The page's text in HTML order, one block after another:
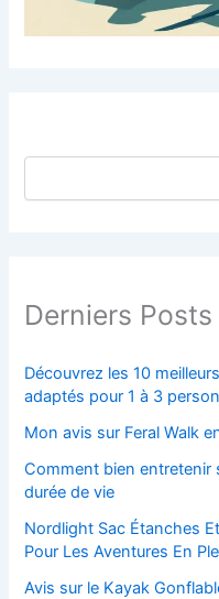
Derniers Posts
Découvrez les 10
adaptés pour 1 à 3
Mon avis sur Feral Walk
Comment bien entretenir
durée de vie
Nordlight Sac Étanches
Pour Les Aventures En
Avis sur le Kayak